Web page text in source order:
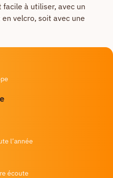
à utiliser, avec un
velcro, soit avec une
l’année
écoute